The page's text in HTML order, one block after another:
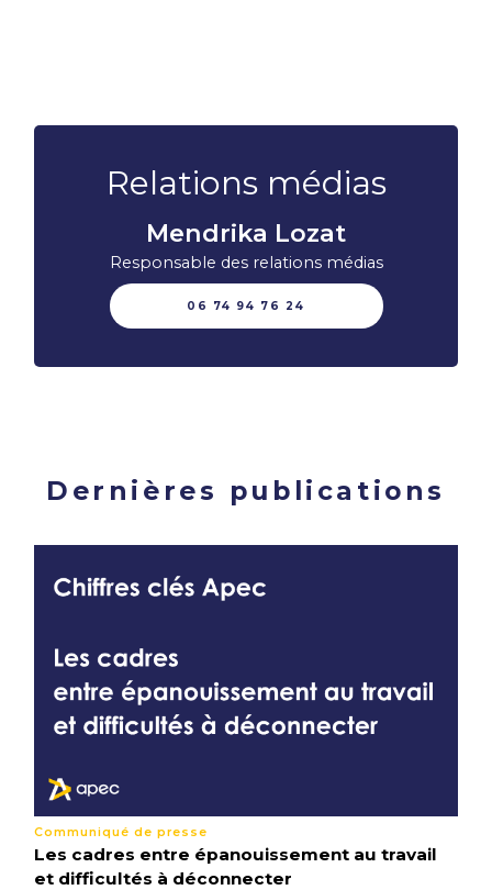
Relations médias
Mendrika Lozat
Responsable des relations médias
06 74 94 76 24
Dernières publications
Communiqué de presse
Les cadres entre épanouissement au travail
et difficultés à déconnecter